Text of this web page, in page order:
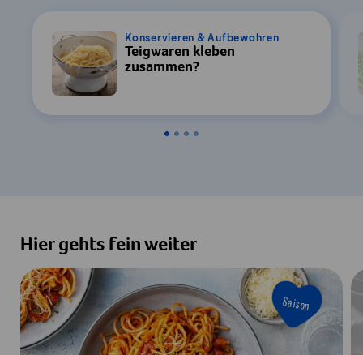
Konservieren & Aufbewahren
Teigwaren kleben
zusammen?
Hier gehts fein weiter
Saison